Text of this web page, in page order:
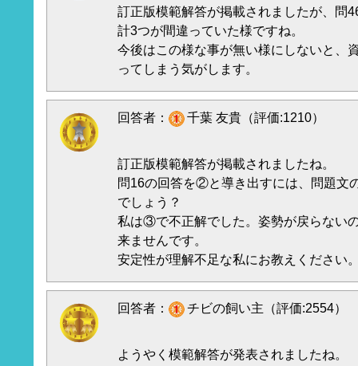
訂正版模範解答が掲載されましたが、問
計3つが間違っていた様ですね。
今後はこの様な事が無い様にしないと、
ってしまう気がします。
回答者： 千葉 友貴（評価:1210）
訂正版模範解答が掲載されましたね。
問16の回答を②と導き出すには、問題文
でしょう？
私は③で不正解でした。姿勢が戻らない
来ませんです。
安定性が理解不足な私にお教えください
回答者： チビの飼い主（評価:2554）
ようやく模範解答が発表されましたね。